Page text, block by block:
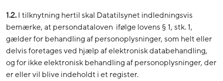
1.2.I tilknytning hertil skal Datatilsynet indledningsvis
bemærke, at persondataloven ifølge lovens § 1, stk. 1,
gælder for behandling af personoplysninger, som helt eller
delvis foretages ved hjælp af elektronisk databehandling,
og for ikke elektronisk behandling af personoplysninger, der
er eller vil blive indeholdt i et register.